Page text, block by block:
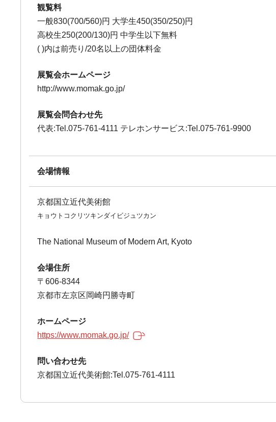
観覧料
一般830(700/560)円 大学生450(350/250)円
高校生250(200/130)円 中学生以下無料
( )内は前売り/20名以上の団体料金
展覧会ホームページ
http://www.momak.go.jp/
展覧会問合わせ先
代表:Tel.075-761-4111 テレホンサービス:Tel.075-761-9900
会場情報
京都国立近代美術館
キョウトコクリツキンダイビジュツカン
The National Museum of Modern Art, Kyoto
会場住所
〒606-8344
京都市左京区岡崎円勝寺町
ホームページ
https://www.momak.go.jp/
問い合わせ先
京都国立近代美術館:Tel.075-761-4111